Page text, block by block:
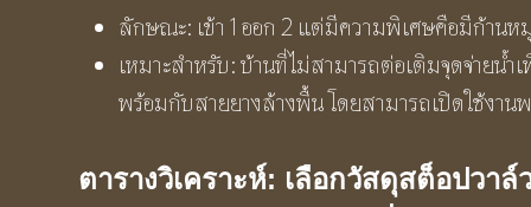
ลักษณะ: เข้า 1 ออก 2 แต่มีความพิเศษคือมีก้าน
เหมาะสำหรับ: บ้านที่ไม่สามารถต่อเติมจุดจ่ายน้ำ
พร้อมกับสายยางล้างพื้น โดยสามารถเปิดใช้งาน
ตารางวิเคราะห์: เลือกวัสดุสต็อปวา